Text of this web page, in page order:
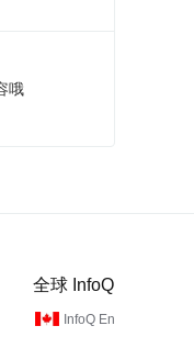
哦
全球 InfoQ
InfoQ En